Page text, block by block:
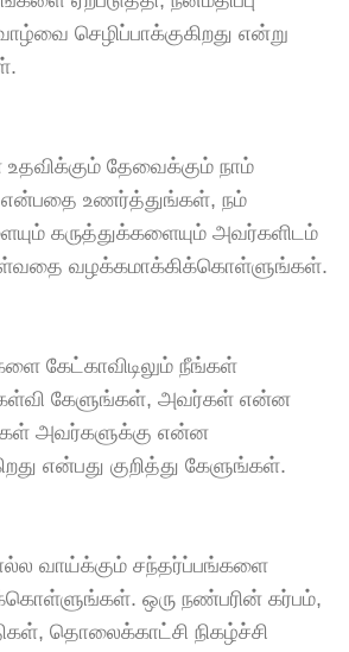
செழிப்பாக்குகிறது என்று
தேவைக்கும் நாம்
என்பதை உணர்த்துங்கள், நம்
கருத்துக்களையும் அவர்களிடம்
வழக்கமாக்கிக்கொள்ளுங்கள்.
கேட்காவிடிலும் நீங்கள்
கேளுங்கள், அவர்கள் என்ன
அவர்களுக்கு என்ன
என்பது குறித்து கேளுங்கள்.
வாய்க்கும் சந்தர்ப்பங்களை
ஒரு நண்பரின் கர்பம்,
தொலைக்காட்சி நிகழ்ச்சி